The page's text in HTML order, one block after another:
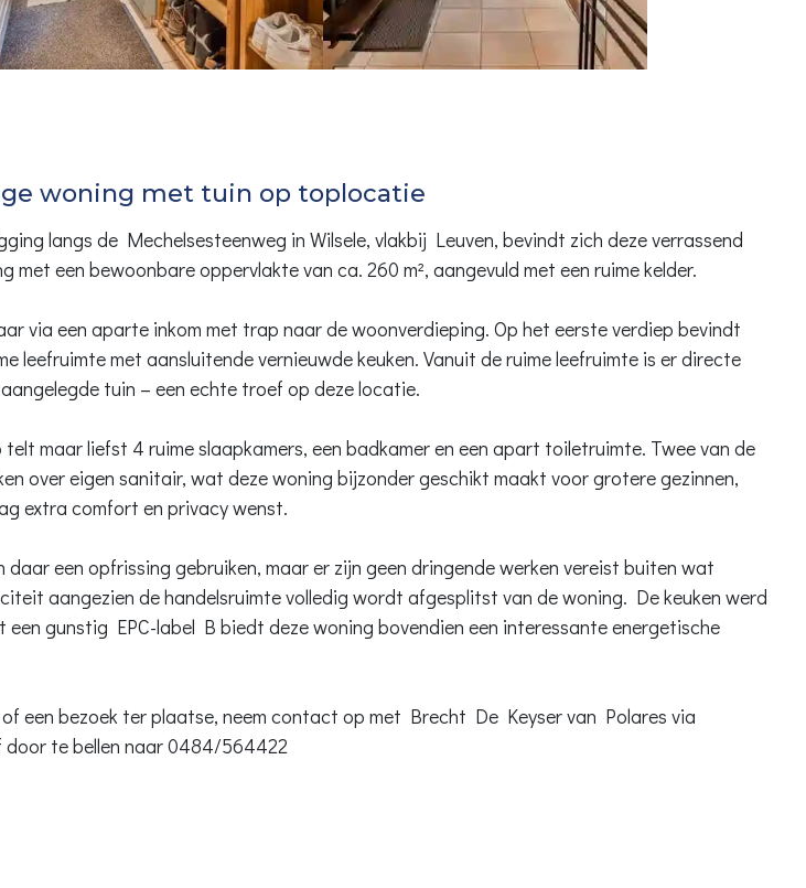
woning met tuin op toplocatie
langs de Mechelsesteenweg in Wilsele, vlakbij Leuven, bevindt zich deze verrassend
met een bewoonbare oppervlakte van ca. 260 m², aangevuld met een ruime kelder.
via een aparte inkom met trap naar de woonverdieping. Op het eerste verdiep bevindt
leefruimte met aansluitende vernieuwde keuken. Vanuit de ruime leefruimte is er directe
tuin – een echte troef op deze locatie.
maar liefst 4 ruime slaapkamers, een badkamer en een apart toiletruimte. Twee van de
over eigen sanitair, wat deze woning bijzonder geschikt maakt voor grotere gezinnen,
extra comfort en privacy wenst.
daar een opfrissing gebruiken, maar er zijn geen dringende werken vereist buiten wat
aangezien de handelsruimte volledig wordt afgesplitst van de woning. De keuken werd
een gunstig EPC-label B biedt deze woning bovendien een interessante energetische
een bezoek ter plaatse, neem contact op met Brecht De Keyser van Polares via
door te bellen naar 0484/564422